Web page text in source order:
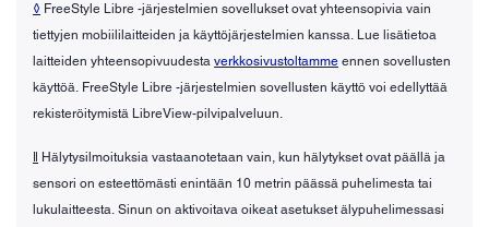
◊ FreeStyle Libre -järjestelmien sovellukset ovat yhteensopivia vain
tiettyjen mobiililaitteiden ja käyttöjärjestelmien kanssa. Lue lisätietoa
laitteiden yhteensopivuudesta verkkosivustoltamme ennen sovellusten
käyttöä. FreeStyle Libre -järjestelmien sovellusten käyttö voi edellyttää
rekisteröitymistä LibreView-pilvipalveluun.
Hälytysilmoituksia vastaanotetaan vain, kun hälytykset ovat päällä ja
sensori on esteettömästi enintään 10 metrin päässä puhelimesta tai
lukulaitteesta. Sinun on aktivoitava oikeat asetukset älypuhelimessasi